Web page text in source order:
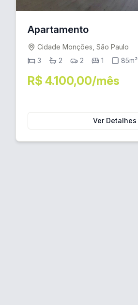
Apartamento
Cidade Monções, São Paulo
3
2 2 1 85m²
R$ 4.100,00/mês
Ver Detalhes